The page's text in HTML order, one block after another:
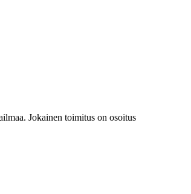
Jokainen toimitus on osoitus